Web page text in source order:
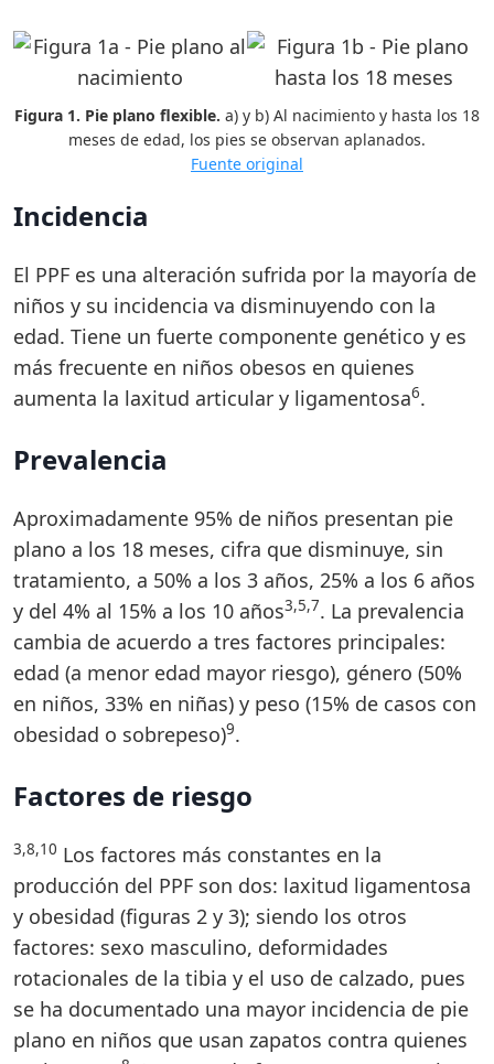
Figura 1. Pie plano flexible. a) y b) Al nacimiento y hasta los 18
meses de edad, los pies se observan aplanados.
Fuente original
Incidencia
El PPF es una alteración sufrida por la mayoría de
niños y su incidencia va disminuyendo con la
edad. Tiene un fuerte componente genético y es
más frecuente en niños obesos en quienes
aumenta la laxitud articular y ligamentosa6.
Prevalencia
Aproximadamente 95% de niños presentan pie
plano a los 18 meses, cifra que disminuye, sin
tratamiento, a 50% a los 3 años, 25% a los 6 años
y del 4% al 15% a los 10 años3,5,7. La prevalencia
cambia de acuerdo a tres factores principales:
edad (a menor edad mayor riesgo), género (50%
en niños, 33% en niñas) y peso (15% de casos con
obesidad o sobrepeso)9.
Factores de riesgo
3,8,10 Los factores más constantes en la
producción del PPF son dos: laxitud ligamentosa
y obesidad (figuras 2 y 3); siendo los otros
factores: sexo masculino, deformidades
rotacionales de la tibia y el uso de calzado, pues
se ha documentado una mayor incidencia de pie
plano en niños que usan zapatos contra quienes